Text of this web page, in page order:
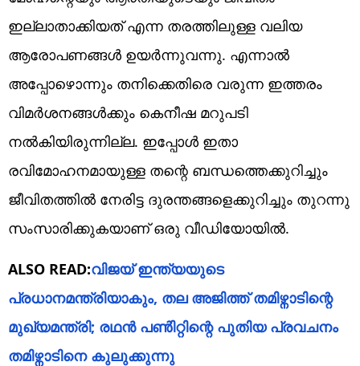
ഇല്ലാതാക്കിയത് എന്ന തരത്തിലുള്ള വലിയ
ആരോപണങ്ങൾ ഉയർന്നുവന്നു. എന്നാൽ
അപ്പോഴൊന്നും തനിക്കെതിരെ വരുന്ന ഇത്തരം
വിമർശനങ്ങൾക്കും കെനീഷ മറുപടി
നൽകിയിരുന്നില്ല. ഇപ്പോൾ ഇതാ
രവിമോഹനമായുള്ള തന്റെ ബന്ധത്തെക്കുറിച്ചും
ജീവിതത്തിൽ നേരിട്ട ദുരന്തങ്ങളെക്കുറിച്ചും തുറന്നു
സംസാരിക്കുകയാണ് ഒരു വീഡിയോയിൽ.
ALSO READ:വിജയ് ഇന്ത്യയുടെ
പ്രധാനമന്ത്രിയാകും, തല അജിത്ത് തമിഴ്നാടിന്റെ
മുഖ്യമന്ത്രി; രഥൻ പൺിറ്റിന്റെ പുതിയ പ്രവചനം
തമിഴ്നാടിനെ കുലുക്കുന്നു